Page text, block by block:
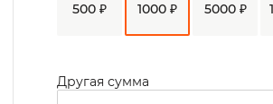
500 ₽ 1000 ₽ 5000 ₽
Другая сумма